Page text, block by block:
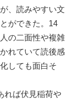
、読みやすい文
ができた。14
の二面性や複雑
れていて読後感
しても面白そ
れば伏見稲荷や